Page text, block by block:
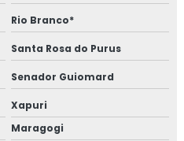
Rio Branco*
Santa Rosa do Purus
Senador Guiomard
Xapuri
Maragogi